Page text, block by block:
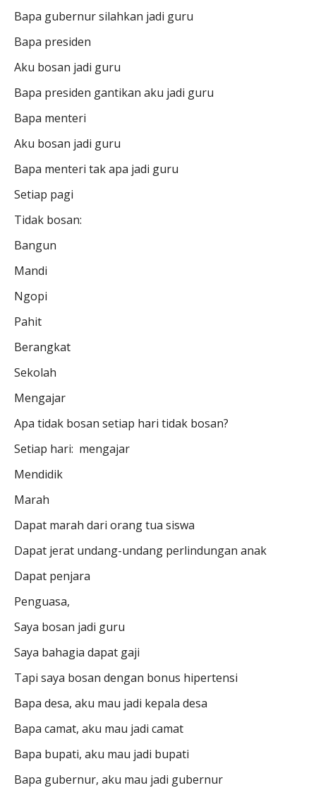
Bapa gubernur silahkan jadi guru
Bapa presiden
Aku bosan jadi guru
Bapa presiden gantikan aku jadi guru
Bapa menteri
Aku bosan jadi guru
Bapa menteri tak apa jadi guru
Setiap pagi
Tidak bosan:
Bangun
Mandi
Ngopi
Pahit
Berangkat
Sekolah
Mengajar
Apa tidak bosan setiap hari tidak bosan?
Setiap hari: mengajar
Mendidik
Marah
Dapat marah dari orang tua siswa
Dapat jerat undang-undang perlindungan anak
Dapat penjara
Penguasa,
Saya bosan jadi guru
Saya bahagia dapat gaji
Tapi saya bosan dengan bonus hipertensi
Bapa desa, aku mau jadi kepala desa
Bapa camat, aku mau jadi camat
Bapa bupati, aku mau jadi bupati
Bapa gubernur, aku mau jadi gubernur